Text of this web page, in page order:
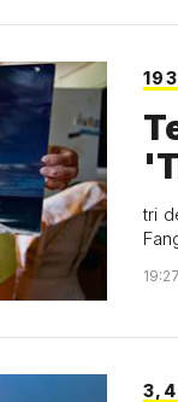
tri
3,4